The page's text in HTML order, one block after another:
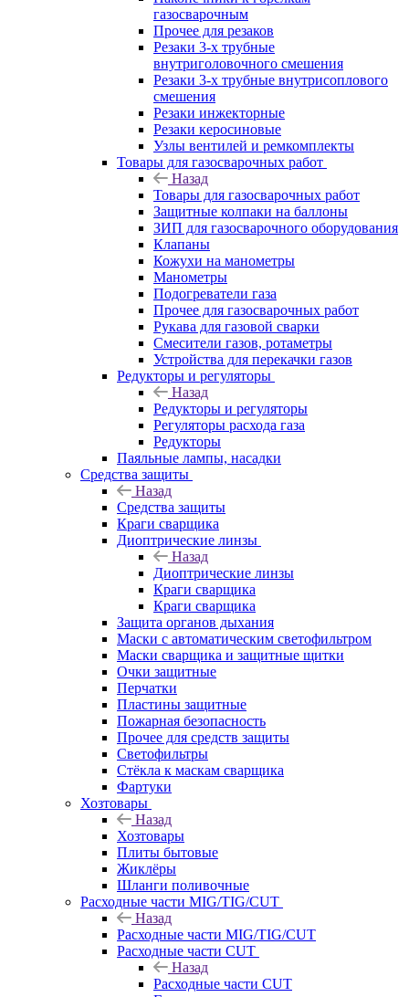
газосварочным
Прочее для резаков
Резаки 3-х трубные
внутриголовочного смешения
Резаки 3-х трубные внутрисоплового
смешения
Резаки инжекторные
Резаки керосиновые
Узлы вентилей и ремкомплекты
Товары для газосварочных работ
Назад
Товары для газосварочных работ
Защитные колпаки на баллоны
ЗИП для газосварочного оборудования
Клапаны
Кожухи на манометры
Манометры
Подогреватели газа
Прочее для газосварочных работ
Рукава для газовой сварки
Смесители газов, ротаметры
Устройства для перекачки газов
Редукторы и регуляторы
Назад
Редукторы и регуляторы
Регуляторы расхода газа
Редукторы
Паяльные лампы, насадки
Средства защиты
Назад
Средства защиты
Краги сварщика
Диоптрические линзы
Назад
Диоптрические линзы
Краги сварщика
Краги сварщика
Защита органов дыхания
Маски с автоматическим светофильтром
Маски сварщика и защитные щитки
Очки защитные
Перчатки
Пластины защитные
Пожарная безопасность
Прочее для средств защиты
Светофильтры
Стёкла к маскам сварщика
Фартуки
Хозтовары
Назад
Хозтовары
Плиты бытовые
Жиклёры
Шланги поливочные
Расходные части MIG/TIG/CUT
Назад
Расходные части MIG/TIG/CUT
Расходные части CUT
Назад
Расходные части CUT